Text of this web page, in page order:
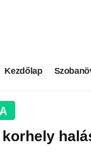
Kezdőlap